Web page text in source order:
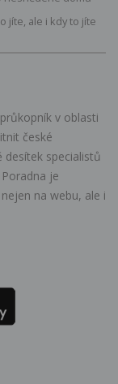
jíte, ale i kdy to jíte
v oblasti
české
desítek specialistů
je
na webu, ale i